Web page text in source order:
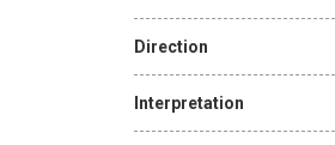
Direction
Interpretation